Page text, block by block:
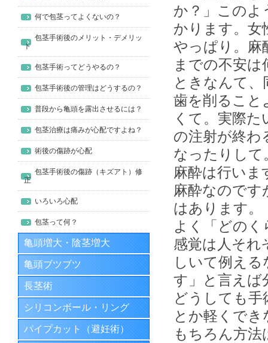
か？」このよ
かります。女
やっぱり。麻
までの不安
ときなんて、
歯を削ること
くて。実際
の注射が終わ
なったりして
麻酔は行いま
麻酔なのです
はあります。
よく「どの
感覚は人それ
しいて例え
す」と言えば
どうしても
とか軽くで
もちろん方
何で包茎ってよくないの？
包茎手術後のメリット・デメリッ
ト
包茎手術ってどうやるの？
包茎手術後の管理はどうするの？
普段から亀頭を露出させるには？
包茎治療は痛みが心配ですよね？
術後の傷跡が心配
包茎手術後の傷跡（キズアト）修
正
いろいろ心配
包茎って何？
亀頭増大・陰茎増大
亀頭ブツブツ
長茎術
シリコンボール・リング
パイプカット（避妊術）